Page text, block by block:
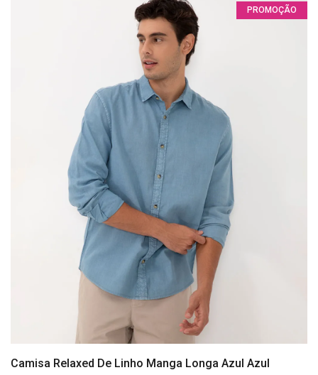
PROMOÇÃO
Camisa Relaxed De Linho Manga Longa Azul Azul